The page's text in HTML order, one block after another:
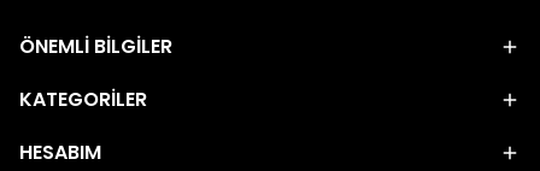
ÖNEMLİ BİLGİLER
KATEGORİLER
HESABIM